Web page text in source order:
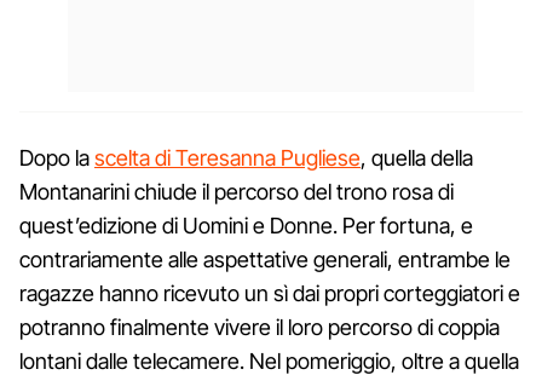
Dopo lascelta di Teresanna Pugliese, quella della
Montanarini chiude il percorso del trono rosa di
quest’edizione di Uomini e Donne. Per fortuna, e
contrariamente alle aspettative generali, entrambe le
ragazze hanno ricevuto un sì dai propri corteggiatori e
potranno finalmente vivere il loro percorso di coppia
lontani dalle telecamere. Nel pomeriggio, oltre a quella